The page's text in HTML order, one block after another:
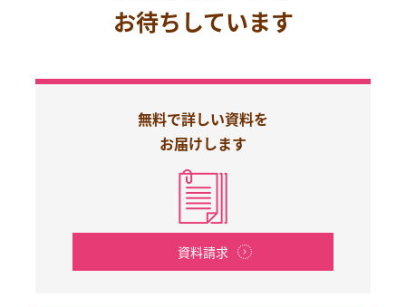
お待ちしています
無料で詳しい資料を
お届けします
資料請求